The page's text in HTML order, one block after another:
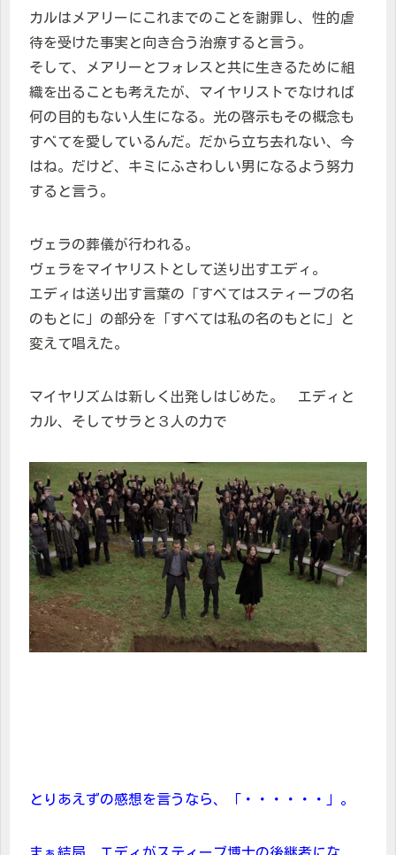
カルはメアリーにこれまでのことを謝罪し、性的虐
待を受けた事実と向き合う治療すると言う。
そして、メアリーとフォレスと共に生きるために組
織を出ることも考えたが、マイヤリストでなければ
何の目的もない人生になる。光の啓示もその概念も
すべてを愛しているんだ。だから立ち去れない、今
はね。だけど、キミにふさわしい男になるよう努力
すると言う。
ヴェラの葬儀が行われる。
ヴェラをマイヤリストとして送り出すエディ。
エディは送り出す言葉の「すべてはスティーブの名
のもとに」の部分を「すべては私の名のもとに」と
変えて唱えた。
マイヤリズムは新しく出発しはじめた。 エディと
カル、そしてサラと３人の力で
とりあえずの感想を言うなら、「・・・・・・」。